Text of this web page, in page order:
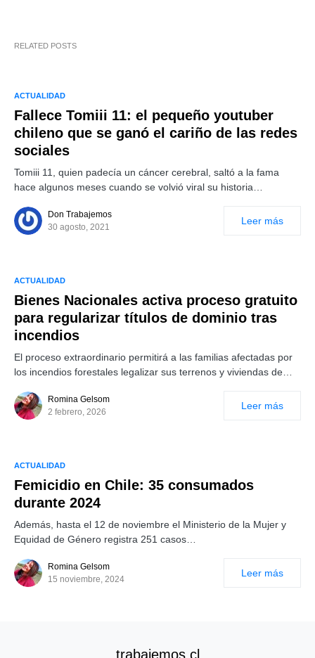
RELATED POSTS
ACTUALIDAD
Fallece Tomiii 11: el pequeño youtuber
chileno que se ganó el cariño de las redes
sociales
Tomiii 11, quien padecía un cáncer cerebral, saltó a la fama
hace algunos meses cuando se volvió viral su historia…
Don Trabajemos
30 agosto, 2021
Leer más
ACTUALIDAD
Bienes Nacionales activa proceso gratuito
para regularizar títulos de dominio tras
incendios
El proceso extraordinario permitirá a las familias afectadas por
los incendios forestales legalizar sus terrenos y viviendas de…
Romina Gelsom
2 febrero, 2026
Leer más
ACTUALIDAD
Femicidio en Chile: 35 consumados
durante 2024
Además, hasta el 12 de noviembre el Ministerio de la Mujer y
Equidad de Género registra 251 casos…
Romina Gelsom
15 noviembre, 2024
Leer más
trabajemos.cl